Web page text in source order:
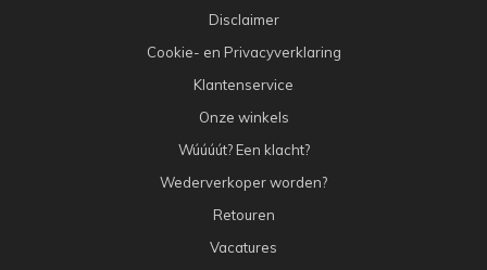
Disclaimer
Cookie- en Privacyverklaring
Klantenservice
Onze winkels
Wúúúút? Een klacht?
Wederverkoper worden?
Retouren
Vacatures